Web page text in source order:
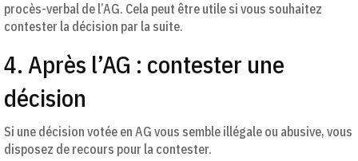
procès-verbal de l’AG. Cela peut être utile si vous souhaitez
contester la décision par la suite.
4. Après l’AG : contester une
décision
Si une décision votée en AG vous semble illégale ou abusive, vous
disposez de recours pour la contester.